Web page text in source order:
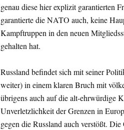
genau diese hier explizit garantierten
garantierte die NATO auch, keine
Kampftruppen in den neuen
gehalten hat.
Russland befindet sich mit seiner
weiter) in einem klaren Bruch mit
übrigens auch auf die alt-ehrwürdige
Unverletzlichkeit der Grenzen in
gegen die Russland auch verstößt.